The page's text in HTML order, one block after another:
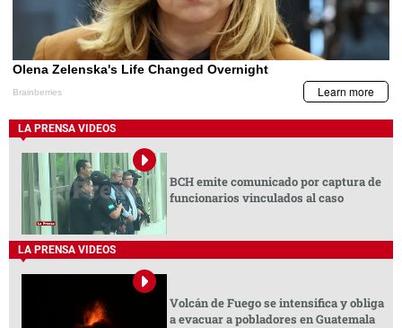
LA PRENSA VIDEOS
BCH emite comunicado por captura de
funcionarios vinculados al caso
LA PRENSA VIDEOS
Volcán de Fuego se intensifica y obliga
a evacuar a pobladores en Guatemala